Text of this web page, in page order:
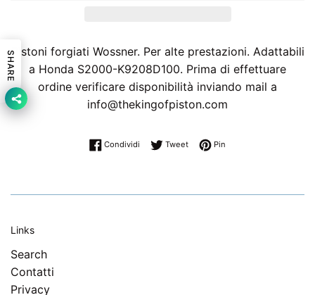
Pistoni forgiati Wossner. Per alte prestazioni. Adattabili
a Honda S2000-K9208D100. Prima di effettuare
ordine verificare disponibilità inviando mail a
info@thekingofpiston.com
Condividi Condividi su Facebook
TweetTwitta su Twitter
Pin
Links
Search
Contatti
Privacy
SHARE